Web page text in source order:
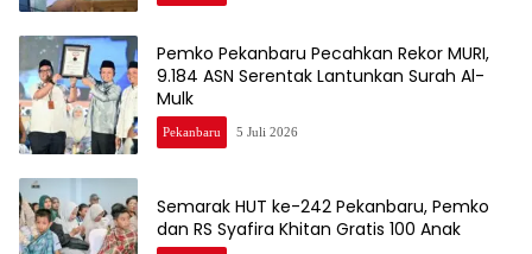
Pemko Pekanbaru Pecahkan Rekor MURI,
9.184 ASN Serentak Lantunkan Surah Al-
Mulk
Pekanbaru 5 Juli 2026
Semarak HUT ke-242 Pekanbaru, Pemko
dan RS Syafira Khitan Gratis 100 Anak